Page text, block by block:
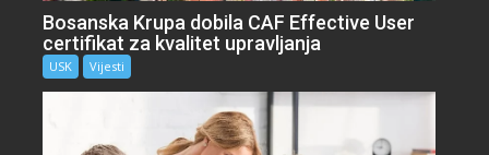
Bosanska Krupa dobila CAF Effective User
certifikat za kvalitet upravljanja
USK Vijesti